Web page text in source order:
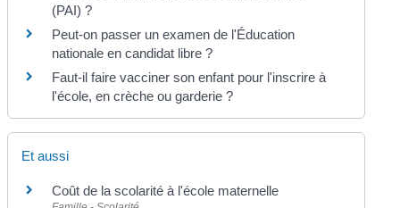
(PAI) ?
Peut-on passer un examen de l'Éducation
nationale en candidat libre ?
Faut-il faire vacciner son enfant pour l'inscrire à
l'école, en crèche ou garderie ?
Et aussi
Coût de la scolarité à l'école maternelle